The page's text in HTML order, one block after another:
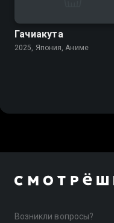
Гачиакута
2025, Япония, Аниме
Возникли вопросы?